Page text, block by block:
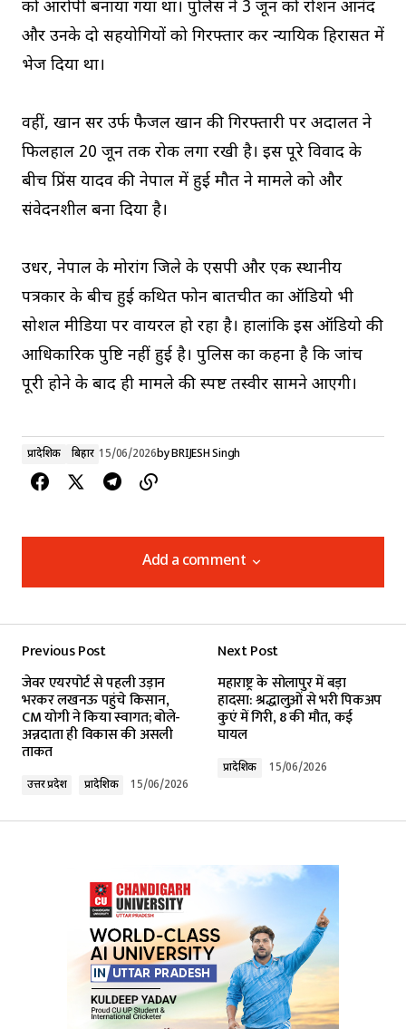
को आरोपी बनाया गया था। पुलिस ने 3 जून को रोशन आनंद
और उनके दो सहयोगियों को गिरफ्तार कर न्यायिक हिरासत में
भेज दिया था।
वहीं, खान सर उर्फ फैजल खान की गिरफ्तारी पर अदालत ने
फिलहाल 20 जून तक रोक लगा रखी है। इस पूरे विवाद के
बीच प्रिंस यादव की नेपाल में हुई मौत ने मामले को और
संवेदनशील बना दिया है।
उधर, नेपाल के मोरांग जिले के एसपी और एक स्थानीय
पत्रकार के बीच हुई कथित फोन बातचीत का ऑडियो भी
सोशल मीडिया पर वायरल हो रहा है। हालांकि इस ऑडियो की
आधिकारिक पुष्टि नहीं हुई है। पुलिस का कहना है कि जांच
पूरी होने के बाद ही मामले की स्पष्ट तस्वीर सामने आएगी।
प्रादेशिक बिहार 15/06/2026byBRIJESH Singh
Add a comment
Add a comment
Required fields are marked*
Comment*
Your E-mail*
Submit Comment
Previous Post
जेवर एयरपोर्ट से पहली उड़ान
भरकर लखनऊ पहुंचे किसान,
CM योगी ने किया स्वागत; बोले-
अन्नदाता ही विकास की असली
ताकत
उत्तर प्रदेश प्रादेशिक 15/06/2026
Next Post
महाराष्ट्र के सोलापुर में बड़ा
हादसा: श्रद्धालुओं से भरी पिकअप
कुएं में गिरी, 8 की मौत, कई
घायल
प्रादेशिक 15/06/2026